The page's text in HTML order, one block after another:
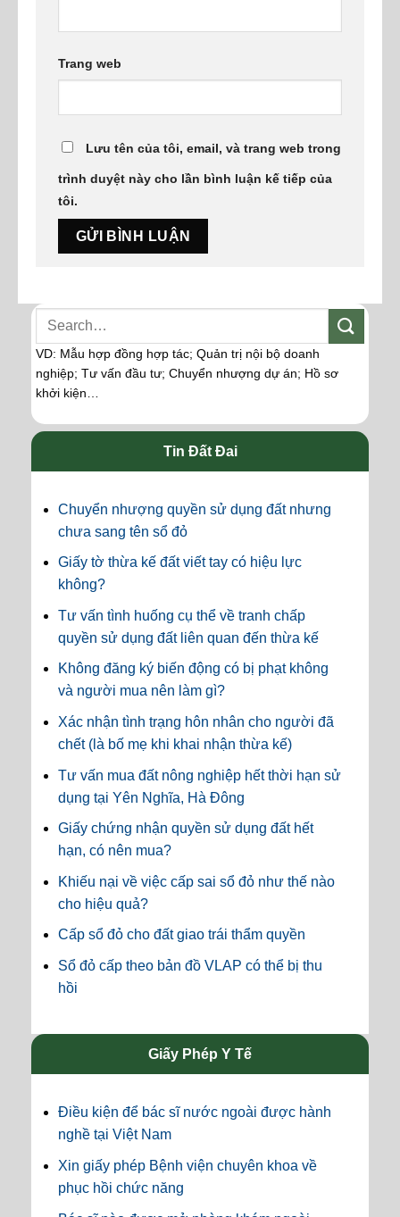
Trang web
Lưu tên của tôi, email, và trang web trong
trình duyệt này cho lần bình luận kế tiếp của
tôi.
VD: Mẫu hợp đồng hợp tác; Quản trị nội bộ doanh
nghiệp; Tư vấn đầu tư; Chuyển nhượng dự án; Hồ sơ
khởi kiện…
Tin Đất Đai
Chuyển nhượng quyền sử dụng đất nhưng
chưa sang tên sổ đỏ
Giấy tờ thừa kế đất viết tay có hiệu lực
không?
Tư vấn tình huống cụ thể về tranh chấp
quyền sử dụng đất liên quan đến thừa kế
Không đăng ký biến động có bị phạt không
và người mua nên làm gì?
Xác nhận tình trạng hôn nhân cho người đã
chết (là bố mẹ khi khai nhận thừa kế)
Tư vấn mua đất nông nghiệp hết thời hạn sử
dụng tại Yên Nghĩa, Hà Đông
Giấy chứng nhận quyền sử dụng đất hết
hạn, có nên mua?
Khiếu nại về việc cấp sai sổ đỏ như thế nào
cho hiệu quả?
Cấp sổ đỏ cho đất giao trái thẩm quyền
Sổ đỏ cấp theo bản đồ VLAP có thể bị thu
hồi
Giấy Phép Y Tế
Điều kiện để bác sĩ nước ngoài được hành
nghề tại Việt Nam
Xin giấy phép Bệnh viện chuyên khoa về
phục hồi chức năng